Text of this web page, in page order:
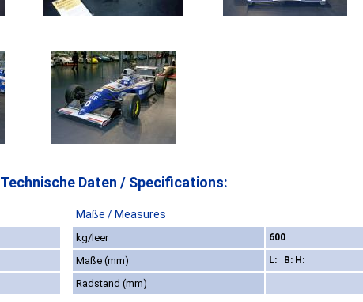
Technische Daten / Specifications:
Maße / Measures
kg/leer 600
Maße (mm) L: B: H:
Radstand (mm)